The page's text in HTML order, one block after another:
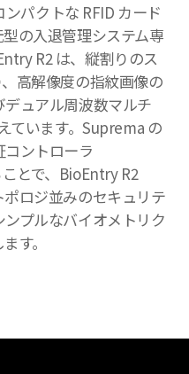
パクトな RFID カード
の入退管理システム専
R2 は、縦割りのス
高解像度の指紋画像の
ュアル周波数マルチ
ています。Suprema の
ントローラ
とで、BioEntry R2
ロジ並みのセキュリテ
プルなバイオメトリク
す。